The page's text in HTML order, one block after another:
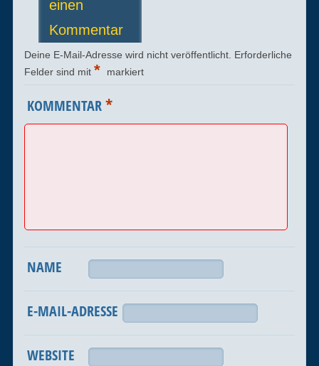
einen
Kommentar
Deine E-Mail-Adresse wird nicht veröffentlicht. Erforderliche
Felder sind mit * markiert
KOMMENTAR*
NAME
E-MAIL-ADRESSE
WEBSITE